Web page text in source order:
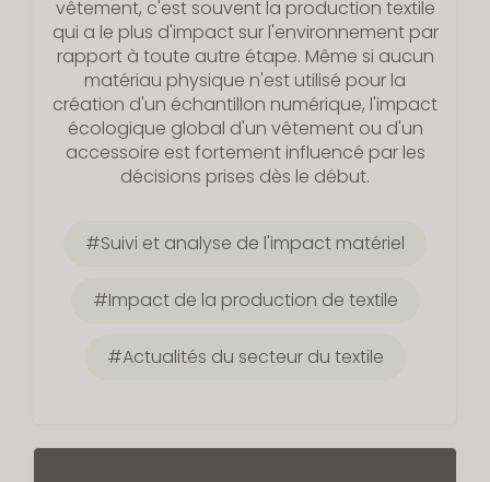
vêtement, c'est souvent la production textile
qui a le plus d'impact sur l'environnement par
rapport à toute autre étape. Même si aucun
matériau physique n'est utilisé pour la
création d'un échantillon numérique, l'impact
écologique global d'un vêtement ou d'un
accessoire est fortement influencé par les
décisions prises dès le début.
Suivi et analyse de l'impact matériel
Impact de la production de textile
Actualités du secteur du textile